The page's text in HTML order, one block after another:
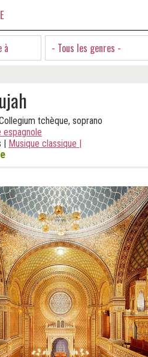
- Tous les genres -
tchèque, soprano
espagnole
| Musique classique |